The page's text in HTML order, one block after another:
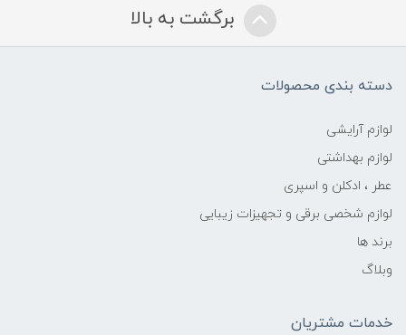
برگشت به بالا
دسته بندی محصولات
لوازم آرایشی
لوازم بهداشتی
عطر ، ادکلن و اسپری
لوازم شخصی برقی و تجهیزات زیبایی
برند ها
وبلاگ
خدمات مشتریان